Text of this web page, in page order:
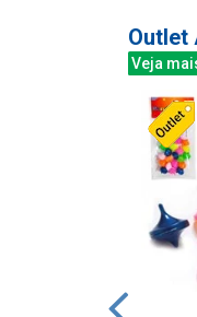
Outlet
Veja